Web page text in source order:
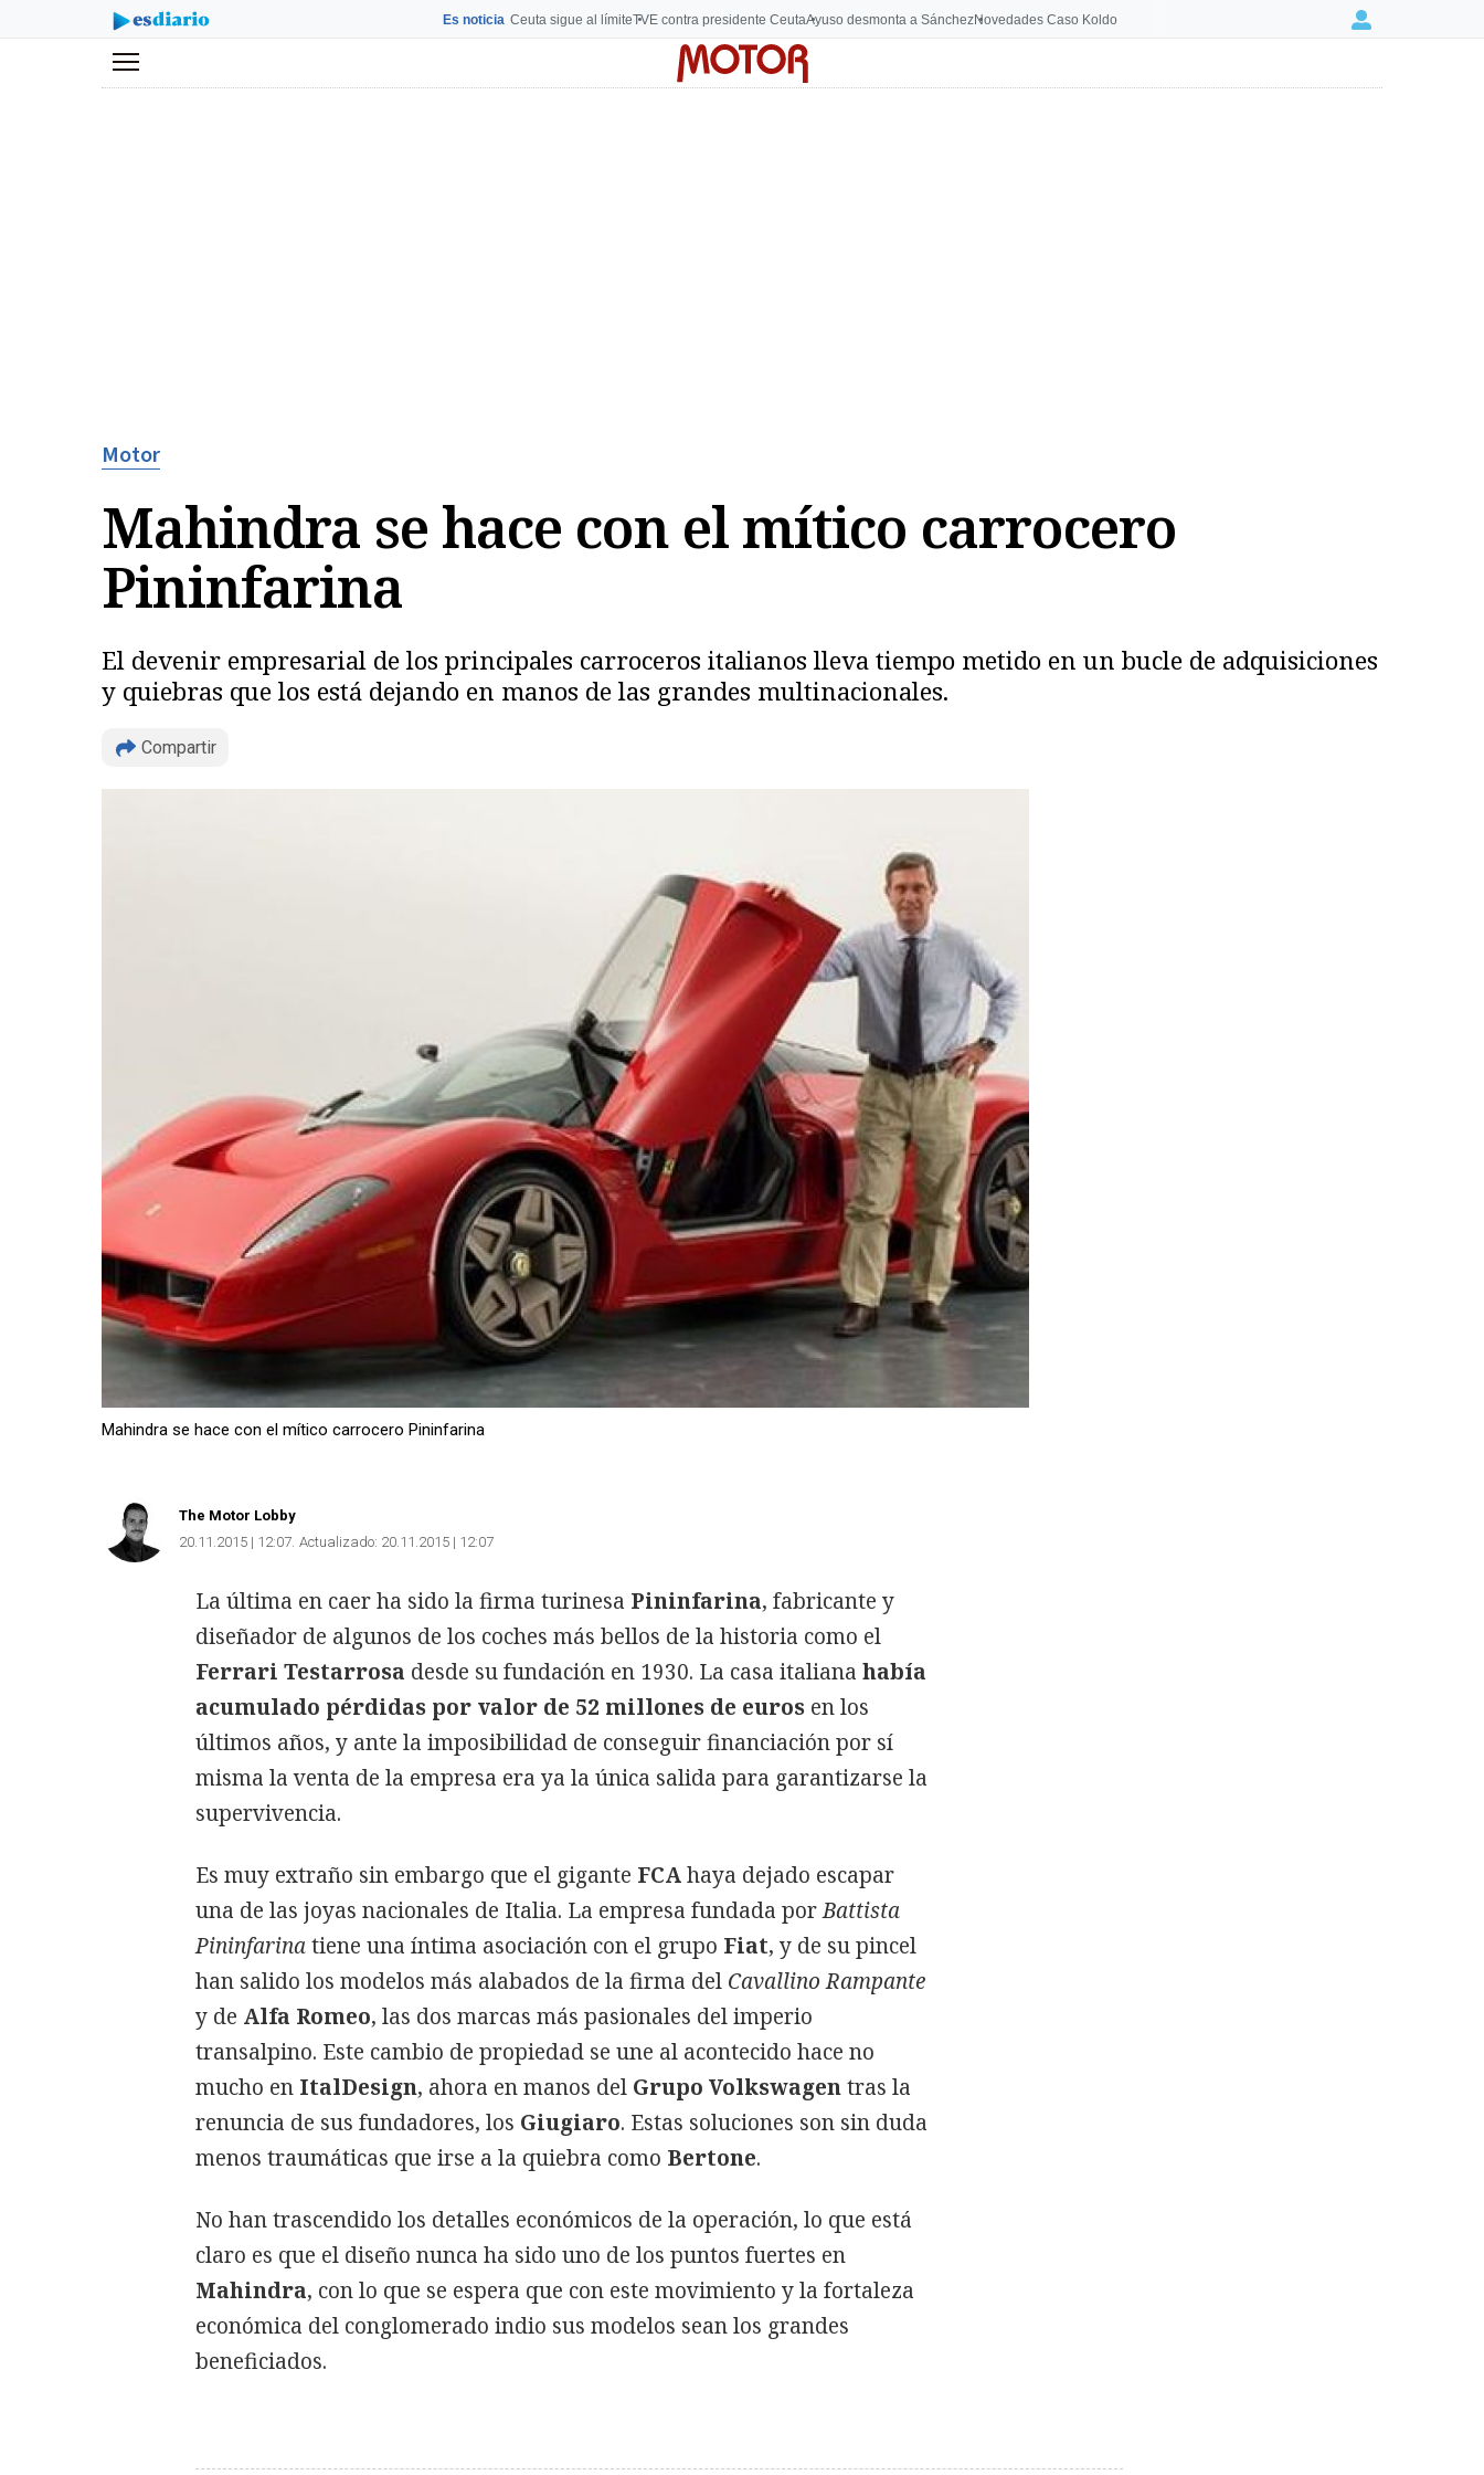
Es noticia Ceuta sigue al límiteTVE contra presidente CeutaAyuso desmonta a SánchezNovedades Caso Koldo Login
Menú
Motor
Mahindra se hace con el mítico carrocero
Pininfarina
El devenir empresarial de los principales carroceros italianos lleva tiempo metido en un bucle de adquisiciones
y quiebras que los está dejando en manos de las grandes multinacionales.
Compartir
Mahindra se hace con el mítico carrocero Pininfarina
The Motor Lobby
20.11.2015 | 12:07 Actualizado: 20.11.2015 | 12:07
La última en caer ha sido la firma turinesa Pininfarina, fabricante y
diseñador de algunos de los coches más bellos de la historia como el
Ferrari Testarrosa desde su fundación en 1930. La casa italiana había
acumulado pérdidas por valor de 52 millones de euros en los
últimos años, y ante la imposibilidad de conseguir financiación por sí
misma la venta de la empresa era ya la única salida para garantizarse la
supervivencia.
Es muy extraño sin embargo que el gigante FCAhaya dejado escapar
una de las joyas nacionales de Italia. La empresa fundada porBattista
Pininfarinatiene una íntima asociación con el grupo Fiat, y de su pincel
han salido los modelos más alabados de la firma del Cavallino Rampante
y de Alfa Romeo, las dos marcas más pasionales del imperio
transalpino. Este cambio de propiedad se une al acontecido hace no
mucho en ItalDesign, ahora en manos del Grupo Volkswagentras la
renuncia de sus fundadores, los Giugiaro. Estas soluciones son sin duda
menos traumáticas que irse a la quiebra como Bertone.
No han trascendido los detalles económicos de la operación, lo que está
claro es que el diseño nunca ha sido uno de los puntos fuertes en
Mahindra, con lo que se espera que con este movimiento y la fortaleza
económica del conglomerado indio sus modelos sean los grandes
beneficiados.